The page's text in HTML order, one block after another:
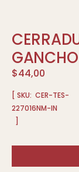
$44,00
[ SKU: CER-TES-
227016NM-IN
]